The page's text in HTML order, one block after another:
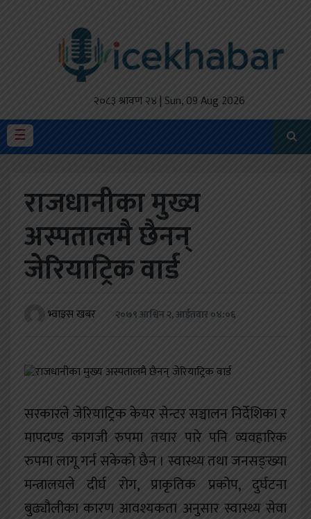
२०८३ श्रावण २४ | Sun, 09 Aug 2026
☰
मैथिली
प्रदेश
विचार
खेलकुद
राजधानीका मुख्य
अस्पतालमै छैनन्
जेरियाट्रिक वार्ड
भ्वाइस खबर २०७९ आश्विन २, आईतवार ०४:०६
सरकारले जेरियाट्रिक केयर सेन्टर सञ्चालन निर्देशिका र
मापदण्ड कागजी रुपमा तयार पारे पनि व्यवहारिक
रुपमा लागू गर्न सकेको छैन । स्वास्थ्य तथा जनसङ्ख्या
मन्त्रालयले दीर्घ रोग, प्राकृतिक प्रकोप, दुर्घटना
बुढ्यौलीका कारण आवश्यकता अनुसार स्वास्थ्य सेवा